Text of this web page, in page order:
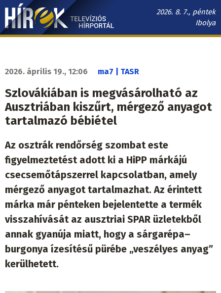
Ugrás
tartalomra
2026. 8. 7., péntek
Ibolya
Hírek.sk
navigáció
2026. április 19., 12:06 ma7 | TASR
Szlovákiában is megvásárolható az
Ausztriában kiszűrt, mérgező anyagot
tartalmazó bébiétel
Az osztrák rendőrség szombat este
figyelmeztetést adott ki a HiPP márkájú
csecsemőtápszerrel kapcsolatban, amely
mérgező anyagot tartalmazhat. Az érintett
márka már pénteken bejelentette a termék
visszahívását az ausztriai SPAR üzletekből
annak gyanúja miatt, hogy a sárgarépa–
burgonya ízesítésű pürébe „veszélyes anyag”
kerülhetett.